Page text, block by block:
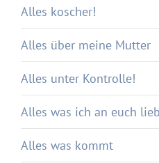
Alles koscher!
Alles über meine Mutter
Alles unter Kontrolle!
Alles was ich an euch
Alles was kommt